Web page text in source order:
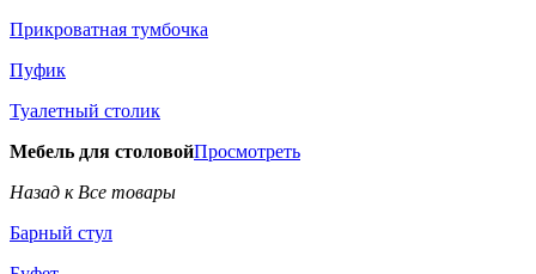
Прикроватная тумбочка
Пуфик
Туалетный столик
Мебель для столовойПросмотреть
Назад к Все товары
Барный стул